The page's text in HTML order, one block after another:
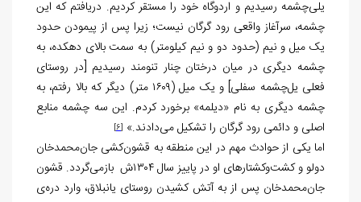
یلی‌چشمه رسیدیم و اردوگاه خود را مستقر کردیم. دریافتم که این
چشمه، سرآغاز واقعی رود گرگان نیست؛ زیرا پس از پیمودن حدود
یک میل و نیم (حدود دو و نیم کیلومتر) به سمت بالای دهکده، به
چشمه دیگری در میان درختان چنار تنومند رسیدیم [در روستای
فعلی یل‌چشمه سفلی] و یک میل (۱۶۰۹ متر) دیگر که بالا رفتم، به
چشمه دیگری به نام «دیلمه» برخورد کردم. این سه چشمه منابع
اصلی و دائمی رود گرگان را تشکیل می‌دادند.» [6]
اما یکی از حوادث مهم در این منطقه به قشون‌کشی جان‌محمدخان
دولو و کشت‌وکشتارهای او در پاییز سال ۱۳۰۴ش بازمی‌گردد. قشون
جان‌محمدخان پس از به آتش کشیدن روستای یانبلاق، وارد دره‌ی